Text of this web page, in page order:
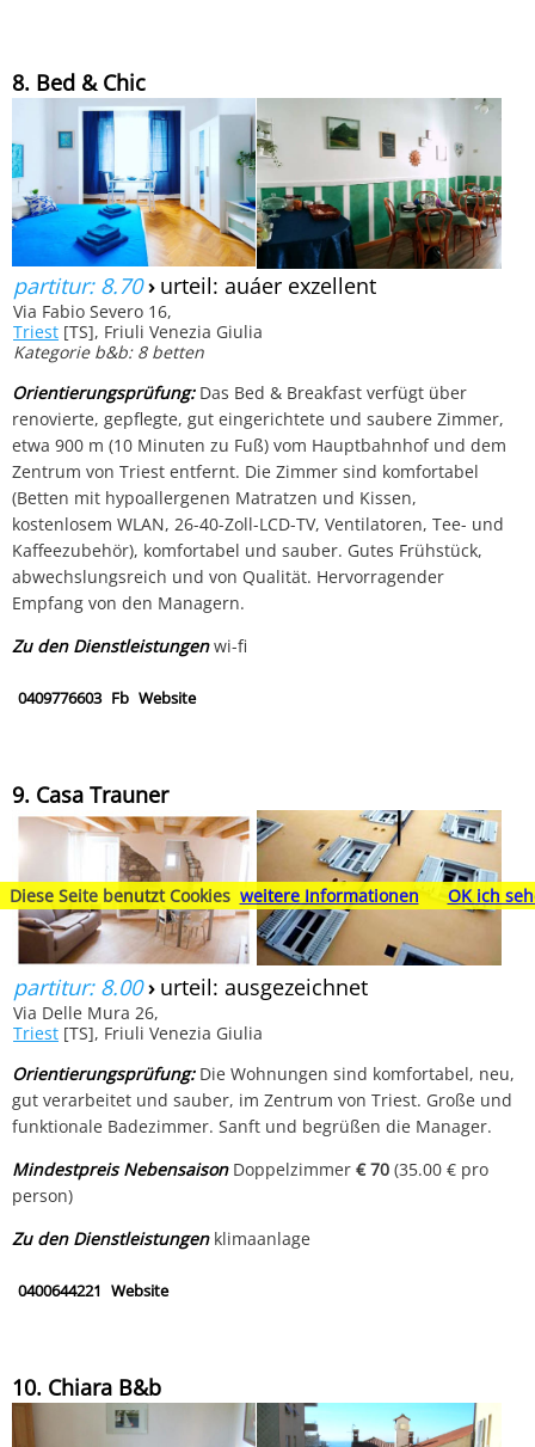
8. Bed & Chic
partitur: 8.70› urteil: auáer exzellent
Via Fabio Severo 16,
Triest [TS], Friuli Venezia Giulia
Kategorie b&b: 8 betten
Orientierungsprüfung:Das Bed & Breakfast verfügt über
renovierte, gepflegte, gut eingerichtete und saubere Zimmer,
etwa 900 m (10 Minuten zu Fuß) vom Hauptbahnhof und dem
Zentrum von Triest entfernt. Die Zimmer sind komfortabel
(Betten mit hypoallergenen Matratzen und Kissen,
kostenlosem WLAN, 26-40-Zoll-LCD-TV, Ventilatoren, Tee- und
Kaffeezubehör), komfortabel und sauber. Gutes Frühstück,
abwechslungsreich und von Qualität. Hervorragender
Empfang von den Managern.
Zu den Dienstleistungenwi-fi
0409776603 Fb Website
9. Casa Trauner
partitur: 8.00› urteil: ausgezeichnet
Via Delle Mura 26,
Triest [TS], Friuli Venezia Giulia
Orientierungsprüfung:Die Wohnungen sind komfortabel, neu,
gut verarbeitet und sauber, im Zentrum von Triest. Große und
funktionale Badezimmer. Sanft und begrüßen die Manager.
Mindestpreis NebensaisonDoppelzimmer€ 70 (35.00 € pro
person)
Zu den Dienstleistungenklimaanlage
0400644221 Website
10. Chiara B&b
Diese Seite benutzt Cookies weitere Informationen OK ich